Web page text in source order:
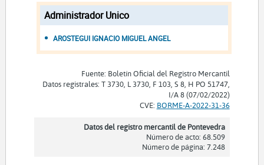
Administrador Unico
AROSTEGUI IGNACIO MIGUEL ANGEL
Fuente: Boletín Oficial del Registro Mercantil
Datos registrales: T 3730, L 3730, F 103, S 8, H PO 51747,
I/A 8 (07/02/2022)
CVE: BORME-A-2022-31-36
Datos del registro mercantil de Pontevedra
Número de acto: 68.509
Número de página: 7.248